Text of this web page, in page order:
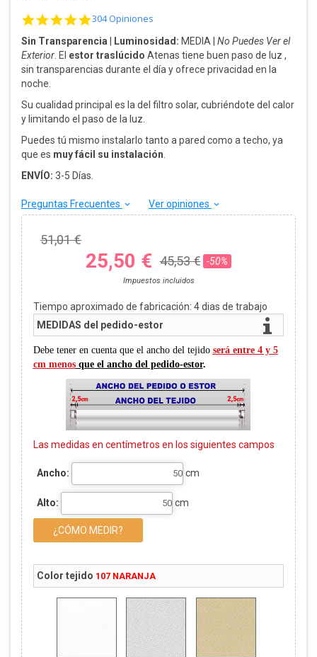
4.8 star rating
304 Opiniones
Sin Transparencia Luminosidad: MEDIA | No Puedes Ver el
Exterior. El estor traslúcido Atenas tiene buen paso de luz ,
sin transparencias durante el día y ofrece privacidad en la
noche.
Su cualidad principal es la del filtro solar, cubriéndote del calor
y limitando el paso de la luz.
Puedes tú mismo instalarlo tanto a pared como a techo, ya
que es muy fácil su instalación.
ENVÍO: 3-5 Días.
Preguntas Frecuentes keyboard_arrow_down Ver opiniones keyboard_arrow_down
51,01 €
25,50 € 45,53 € -50%
Impuestos incluidos
Tiempo aproximado de fabricación: 4dias de trabajo
MEDIDAS del pedido-estor
Debe tener en cuenta que el ancho del tejido será entre 4 y 5
cm menosque el ancho del pedido-estor.
Las medidas en centímetros en los siguientes campos
Ancho: cm
Alto: cm
¿CÓMO MEDIR?
Color tejido 107 NARANJA